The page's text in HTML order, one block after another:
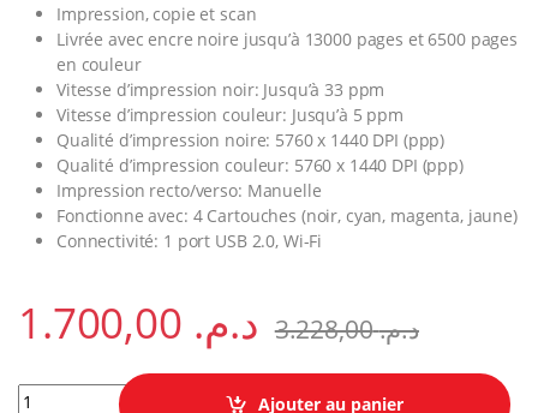
Impression, copie et scan
Livrée avec encre noire jusqu’à 13000 pages et 6500 pages
en couleur
Vitesse d’impression noir: Jusqu’à 33 ppm
Vitesse d’impression couleur: Jusqu’à 5 ppm
Qualité d’impression noire: 5760 x 1440 DPI (ppp)
Qualité d’impression couleur: 5760 x 1440 DPI (ppp)
Impression recto/verso: Manuelle
Fonctionne avec: 4 Cartouches (noir, cyan, magenta, jaune)
Connectivité: 1 port USB 2.0, Wi-Fi
د.م. د.م.3.228,00
Epson EcoTank L3050 Imprimante multifonction à réservoirs
Ajouter au panier